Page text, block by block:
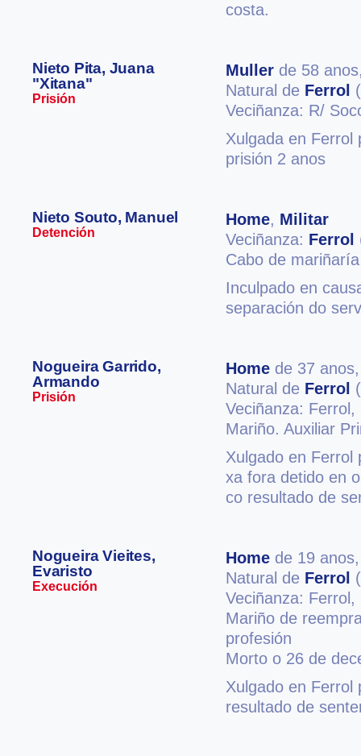
costa.
Nieto Pita, Juana
"Xitana"
Prisión
Muller de 58
Natural de Ferrol
Veciñanza: R/
Xulgada en Ferrol
prisión 2 anos
Nieto Souto, Manuel
Detención
Home, Militar
Veciñanza: Ferrol
Cabo de mariñaría
Inculpado en
separación do
Nogueira Garrido,
Armando
Prisión
Home de 37
Natural de Ferrol
Veciñanza: Ferrol,
Mariño. Auxiliar
Xulgado en Ferrol
xa fora detido en
co resultado de
Nogueira Vieites,
Evaristo
Execución
Home de 19
Natural de Ferrol
Veciñanza: Ferrol,
Mariño de
profesión
Morto o 26 de
Xulgado en Ferrol
resultado de